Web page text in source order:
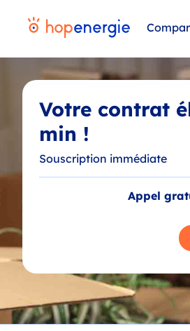
Votre contrat
min !
Souscription immédiate
Appel